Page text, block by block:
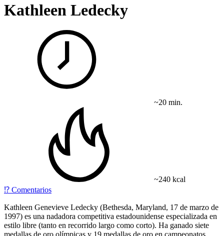
Kathleen Ledecky
~20 min.
~240 kcal
⁉️ Comentarios
Kathleen Genevieve Ledecky (Bethesda, Maryland, 17 de marzo de
1997) es una nadadora competitiva estadounidense especializada en
estilo libre (tanto en recorrido largo como corto). Ha ganado siete